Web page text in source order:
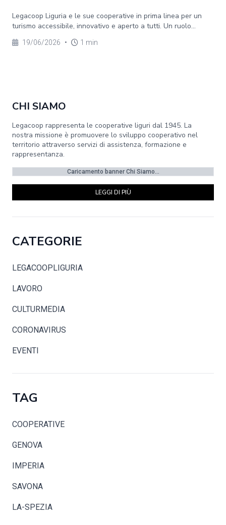
Legacoop Liguria e le sue cooperative in prima linea per un
turismo accessibile, innovativo e aperto a tutti. Un ruolo...
19/06/2026 • 1 min
CHI SIAMO
Legacoop rappresenta le cooperative liguri dal 1945. La
nostra missione è promuovere lo sviluppo cooperativo nel
territorio attraverso servizi di assistenza, formazione e
rappresentanza.
Caricamento banner Chi Siamo...
LEGGI DI PIÙ
CATEGORIE
LEGACOOPLIGURIA
LAVORO
CULTURMEDIA
CORONAVIRUS
EVENTI
TAG
COOPERATIVE
GENOVA
IMPERIA
SAVONA
LA-SPEZIA